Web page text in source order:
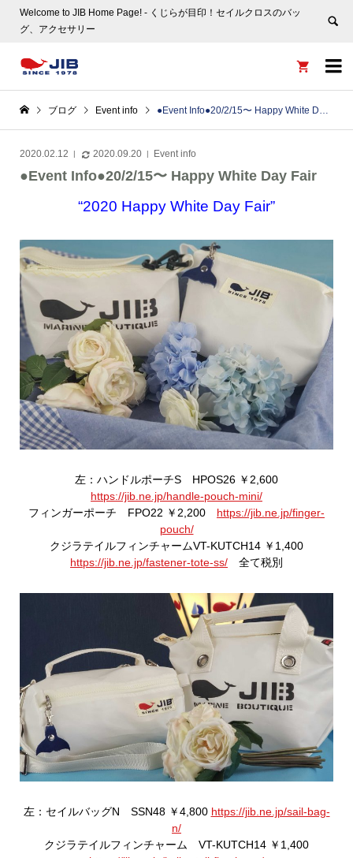
Welcome to JIB Home Page! ‐ くじらが目印！セイルクロスのバッ
グ、アクセサリー


ブログ Event info ●Event Info●20/2/15〜 Happy White Day Fair
2020.02.12 2020.09.20 Event info
●Event Info●20/2/15〜 Happy White Day Fair
“2020 Happy White Day Fair”
左：ハンドルポーチS HPOS26 ￥2,600
https://jib.ne.jp/handle-pouch-mini/
フィンガーポーチ FPO22 ￥2,200 https://jib.ne.jp/finger-
pouch/
クジラテイルフィンチャームVT-KUTCH14 ￥1,400
https://jib.ne.jp/fastener-tote-ss/ 全て税別
左：セイルバッグN SSN48 ￥4,800 https://jib.ne.jp/sail-bag-
n/
クジラテイルフィンチャーム VT-KUTCH14 ￥1,400